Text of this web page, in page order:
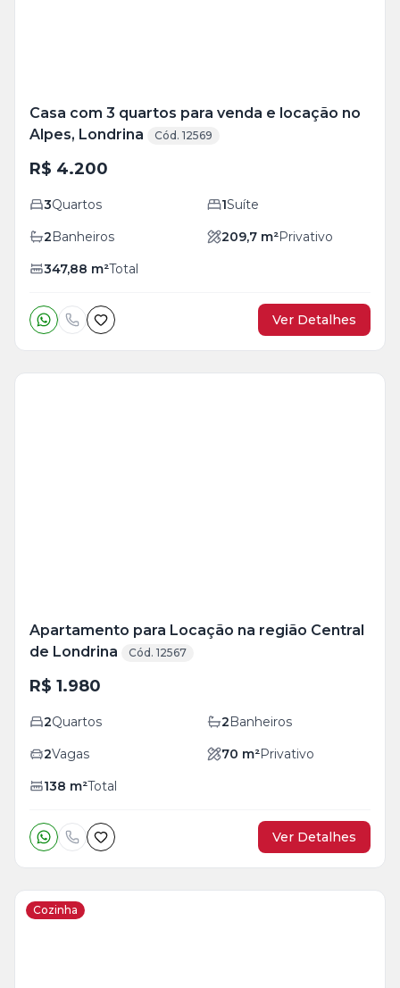
Casa com 3 quartos para venda e locação no
Alpes, Londrina
Cód. 12569
R$ 4.200
3Quartos 1Suíte
2Banheiros 209,7 m²Privativo
347,88 m²Total
Ver Detalhes
Apartamento para Locação na região Central
de Londrina
Cód. 12567
R$ 1.980
2Quartos 2Banheiros
2Vagas 70 m²Privativo
138 m²Total
Ver Detalhes
Cozinha